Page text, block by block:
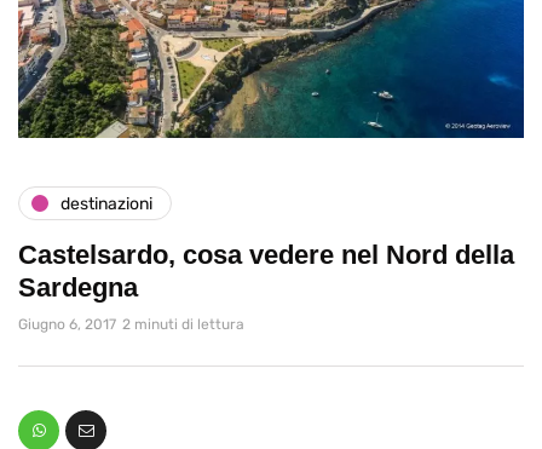
destinazioni
Castelsardo, cosa vedere nel Nord della
Sardegna
Giugno 6, 2017 2 minuti di lettura